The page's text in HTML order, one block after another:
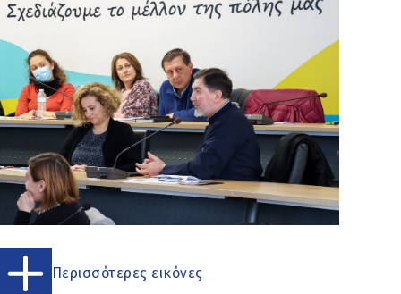
Περισσότερες εικόνες